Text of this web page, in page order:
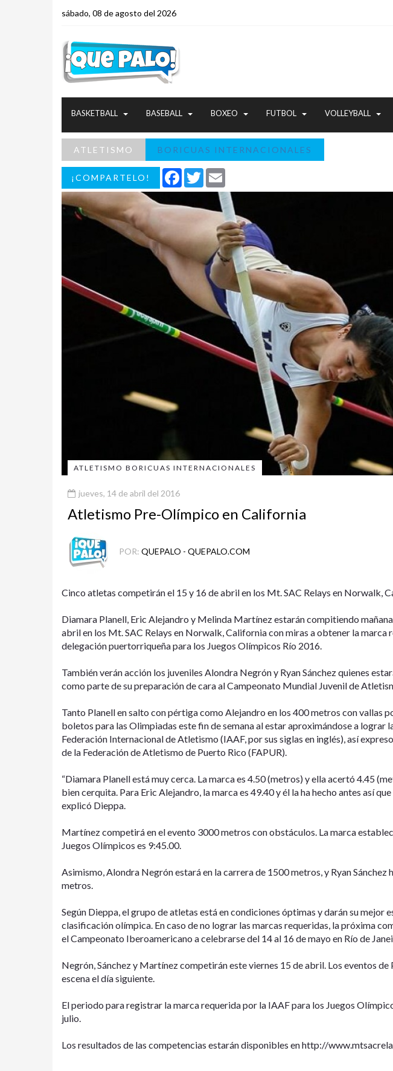
sábado, 08 de agosto del 2026
BASKETBALL BASEBALL BOXEO FUTBOL VOLLEYBALL
ATLETISMO BORICUAS INTERNACIONALES
¡COMPARTELO! Facebook
Twitter
ATLETISMO BORICUAS INTERNACIONALES
jueves, 14 de abril del 2016
Atletismo Pre-Olímpico en California
POR: QUEPALO - QUEPALO.COM
Cinco atletas competirán el 15 y 16 de abril en los Mt. SAC Relays en Norwalk,
Diamara Planell, Eric Alejandro y Melinda Martínez estarán compitiendo
abril en los Mt. SAC Relays en Norwalk, California con miras a obtener la marca
delegación puertorriqueña para los Juegos Olímpicos Río 2016.
También verán acción los juveniles Alondra Negrón y Ryan Sánchez quienes
como parte de su preparación de cara al Campeonato Mundial Juvenil de
Tanto Planell en salto con pértiga como Alejandro en los 400 metros con vallas
boletos para las Olimpiadas este fin de semana al estar aproximándose a lograr
Federación Internacional de Atletismo (IAAF, por sus siglas en inglés), así
de la Federación de Atletismo de Puerto Rico (FAPUR).
“Diamara Planell está muy cerca. La marca es 4.50 (metros) y ella acertó 4.45
bien cerquita. Para Eric Alejandro, la marca es 49.40 y él la ha hecho antes así que
explicó Dieppa.
Martínez competirá en el evento 3000 metros con obstáculos. La marca
Juegos Olímpicos es 9:45.00.
Asimismo, Alondra Negrón estará en la carrera de 1500 metros, y Ryan Sánchez
metros.
Según Dieppa, el grupo de atletas está en condiciones óptimas y darán su mejor
clasificación olímpica. En caso de no lograr las marcas requeridas, la próxima
el Campeonato Iberoamericano a celebrarse del 14 al 16 de mayo en Río de
Negrón, Sánchez y Martínez competirán este viernes 15 de abril. Los eventos
escena el día siguiente.
El periodo para registrar la marca requerida por la IAAF para los Juegos
julio.
Los resultados de las competencias estarán disponibles en http://